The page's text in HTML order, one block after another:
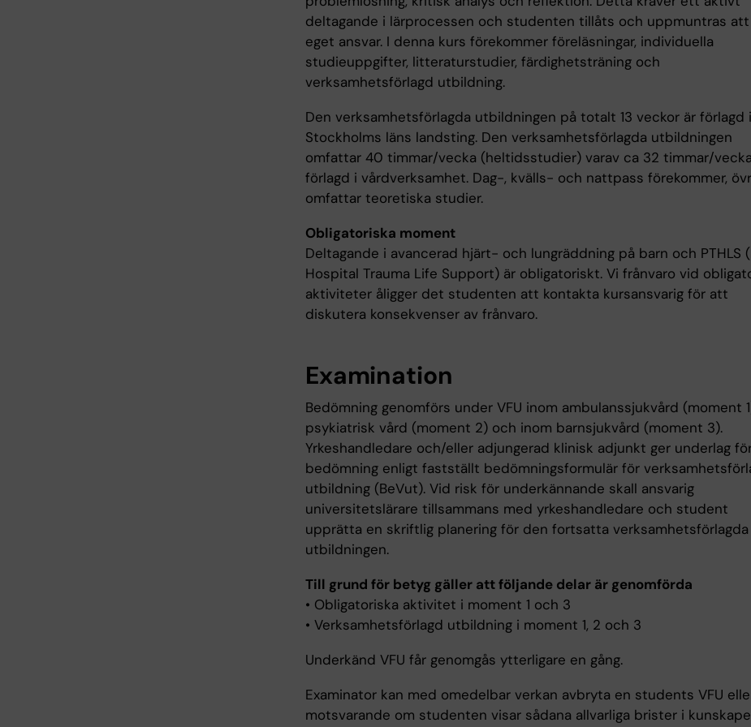
deltagande i lärprocessen och studenten tillåts och uppmuntras
eget ansvar. I denna kurs förekommer föreläsningar, individuella
studieuppgifter, litteraturstudier, färdighetsträning och
verksamhetsförlagd utbildning.
Den verksamhetsförlagda utbildningen på totalt 13 veckor är förlagd
Stockholms läns landsting. Den verksamhetsförlagda utbildningen
omfattar 40 timmar/vecka (heltidsstudier) varav ca 32 timmar/
förlagd i vårdverksamhet. Dag-, kvälls- och nattpass förekommer,
omfattar teoretiska studier.
Obligatoriska moment
Deltagande i avancerad hjärt- och lungräddning på barn och PTHLS
Hospital Trauma Life Support) är obligatoriskt. Vi frånvaro vid
aktiviteter åligger det studenten att kontakta kursansvarig för att
diskutera konsekvenser av frånvaro.
Examination
Bedömning genomförs under VFU inom ambulanssjukvård (moment
psykiatrisk vård (moment 2) och inom barnsjukvård (moment 3).
Yrkeshandledare och/eller adjungerad klinisk adjunkt ger underlag
bedömning enligt fastställt bedömningsformulär för
utbildning (BeVut). Vid risk för underkännande skall ansvarig
universitetslärare tillsammans med yrkeshandledare och student
upprätta en skriftlig planering för den fortsatta verksamhetsförlagda
utbildningen.
Till grund för betyg gäller att följande delar är genomförda
• Obligatoriska aktivitet i moment 1 och 3
• Verksamhetsförlagd utbildning i moment 1, 2 och 3
Underkänd VFU får genomgås ytterligare en gång.
Examinator kan med omedelbar verkan avbryta en students VFU
motsvarande om studenten visar sådana allvarliga brister i